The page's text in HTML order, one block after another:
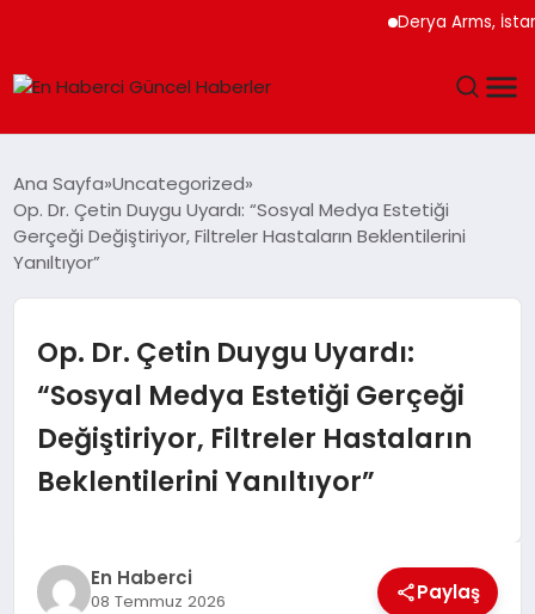
Derya Arms, İstanbul
SPOR
TEKNOLOJI
MAGAZIN
DÜNYA
EĞITIM
Ana Sayfa Uncategorized
Op. Dr. Çetin Duygu Uyardı: “Sosyal Medya Estetiği
Gerçeği Değiştiriyor, Filtreler Hastaların Beklentilerini
Yanıltıyor”
Op. Dr. Çetin Duygu Uyardı:
“Sosyal Medya Estetiği Gerçeği
Değiştiriyor, Filtreler Hastaların
Beklentilerini Yanıltıyor”
En Haberci
08 Temmuz 2026 Paylaş